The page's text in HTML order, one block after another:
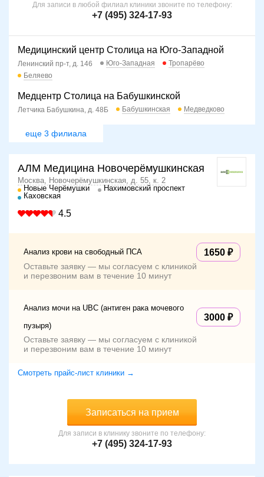
Для записи в любой филиал клиники звоните по телефону:
+7 (495) 324-17-93
Медицинский центр Столица на Юго-Западной
Ленинский пр-т, д. 146 Юго-Западная
Тропарёво
Беляево
Медцентр Столица на Бабушкинской
Летчика Бабушкина, д. 48Б Бабушкинская Медведково
еще 3 филиала
АЛМ Медицина Новочерёмушкинская
Москва, Новочерёмушкинская, д. 55, к. 2
Новые Черёмушки
Нахимовский проспект
Каховская
4.5
Анализ крови на свободный ПСА 1650
Оставьте заявку — мы согласуем с клиникой
и перезвоним вам в течение 10 минут
Анализ мочи на UBC (антиген рака мочевого
пузыря)
3000
Оставьте заявку — мы согласуем с клиникой
и перезвоним вам в течение 10 минут
Смотреть прайс-лист клиники →
Записаться на прием
Для записи в клинику звоните по телефону:
+7 (495) 324-17-93